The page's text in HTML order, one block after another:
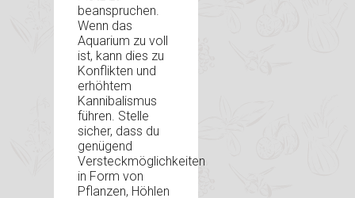
beanspruchen.
Wenn das
Aquarium zu voll
ist, kann dies zu
Konflikten und
erhöhtem
Kannibalismus
führen. Stelle
sicher, dass du
genügend
Versteckmöglichkeiten
in Form von
Pflanzen, Höhlen